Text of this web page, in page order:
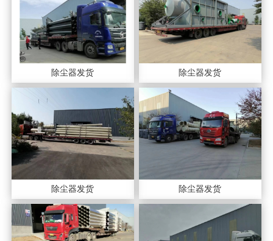
除尘器发货 除尘器发货
除尘器发货 除尘器发货